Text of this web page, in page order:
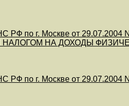
РФ по г. Москве от
НА ДОХОДЫ
РФ по г. Москве от